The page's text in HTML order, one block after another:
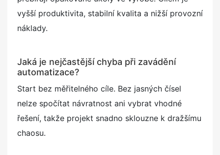
vyšší produktivita, stabilní kvalita a nižší provozní
náklady.
Jaká je nejčastější chyba při zavádění
automatizace?
Start bez měřitelného cíle. Bez jasných čísel
nelze spočítat návratnost ani vybrat vhodné
řešení, takže projekt snadno sklouzne k dražšímu
chaosu.